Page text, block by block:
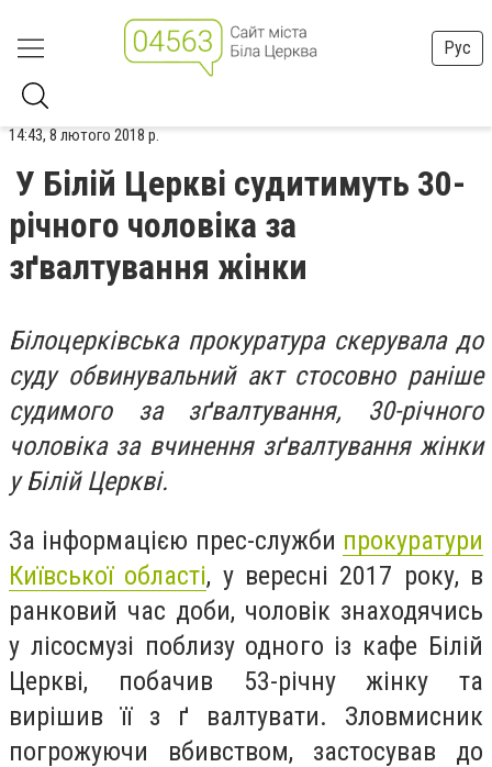
Рус
14:43, 8 лютого 2018 р.
У Білій Церкві судитимуть 30-
річного чоловіка за
зґвалтування жінки
Білоцерківська прокуратура скерувала до
суду обвинувальний акт стосовно раніше
судимого за зґвалтування, 30-річного
чоловіка за вчинення зґвалтування жінки
у Білій Церкві.
За інформацією прес-служби прокуратури
Київської області, у вересні 2017 року, в
ранковий час доби, чоловік знаходячись
у лісосмузі поблизу одного із кафе Білій
Церкві, побачив 53-річну жінку та
вирішив її з ґ валтувати. Зловмисник
погрожуючи вбивством, застосував до